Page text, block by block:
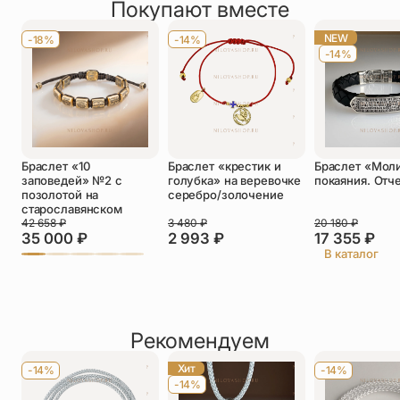
зеленый, изумрудный.
Крестообразная бусина двусторонняя.
Оставить отзыв
Телефон*
Отзыв*
Прикрепить фото
Покупают вместе
-18%
Браслет «10
заповедей» №2 с
позолотой на
старославянском
35 000 ₽
42 658₽
-14%
Браслет «крестик и
голубка» на веревочке
серебро/золочение
2 993 ₽
3 480₽
NEW
-14%
Браслет
покаяния.
17 355 ₽
20 180₽
В каталог
Рекомендуем
-14%
Хит
-14%
-14%